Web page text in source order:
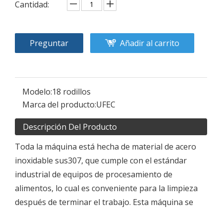
Cantidad:
Preguntar Añadir al carrito
Modelo:18 rodillos
Marca del producto:UFEC
Descripción Del Producto
Toda la máquina está hecha de material de acero
inoxidable sus307, que cumple con el estándar
industrial de equipos de procesamiento de
alimentos, lo cual es conveniente para la limpieza
después de terminar el trabajo. Esta máquina se